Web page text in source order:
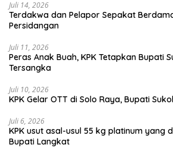
Juli 14, 2026
Terdakwa dan Pelapor Sepakat
Persidangan
Juli 11, 2026
Peras Anak Buah, KPK Tetapkan Bupati
Tersangka
Juli 10, 2026
KPK Gelar OTT di Solo Raya, Bupati
Juli 6, 2026
KPK usut asal-usul 55 kg platinum yang
Bupati Langkat